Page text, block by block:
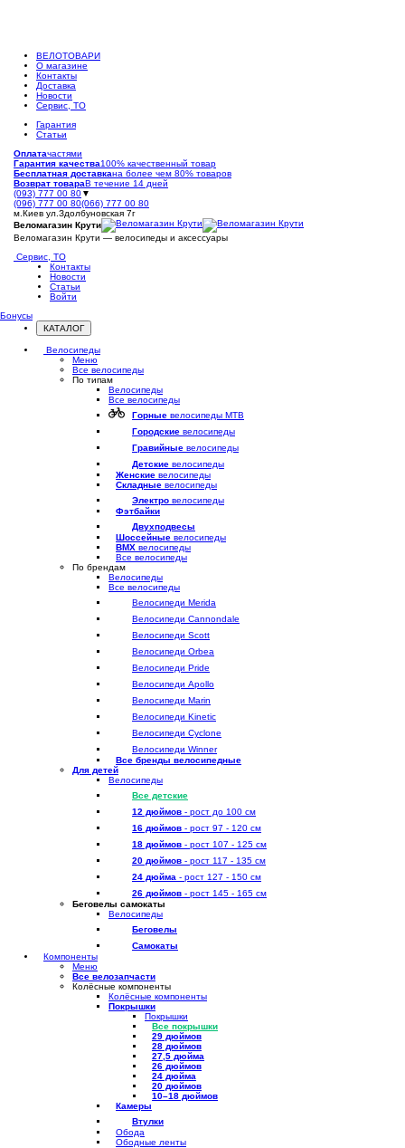
ВЕЛОТОВАРИ
О магазине
Контакты
Доставка
Новости
Сервис, ТО
Гарантия
Статьи
Оплатачастями
Гарантия качества100% качественный товар
Бесплатная доставкана более чем 80% товаров
Возврат товараВ течение 14 дней
(093) 777 00 80▼
(096) 777 00 80(066) 777 00 80
м.Киев ул.Здолбуновская 7г
Веломагазин Крути
Веломагазин Крути — велосипеды и аксессуары
Сервис, ТО
Контакты
Новости
Статьи
Войти
Бонусы
КАТАЛОГ
Открыть
меню
Велосипеды
Меню
Все велосипеды
По типам
Велосипеды
Все велосипеды
Горные велосипеды MTB
Городские велосипеды
Гравийные велосипеды
Детские велосипеды
Женские велосипеды
Складные велосипеды
Электро велосипеды
Фэтбайки
Двухподвесы
Шоссейные велосипеды
BMX велосипеды
Все велосипеды
По брендам
Велосипеды
Все велосипеды
Велосипеди Merida
Велосипеди Cannondale
Велосипеди Scott
Велосипеди Orbea
Велосипеди Pride
Велосипеди Apollo
Велосипеди Marin
Велосипеди Kinetic
Велосипеди Cyclone
Велосипеди Winner
Все бренды велосипедные
Для детей
Велосипеды
Все детские
12 дюймов - рост до 100 см
16 дюймов - рост 97 - 120 см
18 дюймов - рост 107 - 125 см
20 дюймов - рост 117 - 135 см
24 дюйма - рост 127 - 150 см
26 дюймов - рост 145 - 165 см
Беговелы самокаты
Велосипеды
Беговелы
Самокаты
Компоненты
Меню
Все велозапчасти
Колёсные компоненты
Колёсные компоненты
Покрышки
Покрышки
Все покрышки
29 дюймов
28 дюймов
27,5 дюйма
26 дюймов
24 дюйма
20 дюймов
10–18 дюймов
Камеры
Втулки
Обода
Ободные ленты